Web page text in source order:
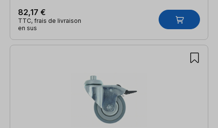
82,17 €
TTC, frais de livraison
en sus